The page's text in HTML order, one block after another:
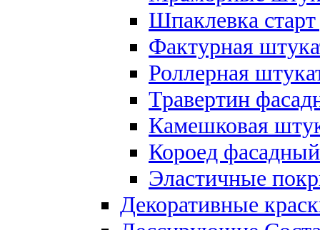
Шпаклевка
Фактурная
Роллерная
Травертин
Камешковая
Короед
Эластичные
Декоративные